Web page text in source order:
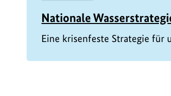
Nationale
Eine krisenfeste Strategie für